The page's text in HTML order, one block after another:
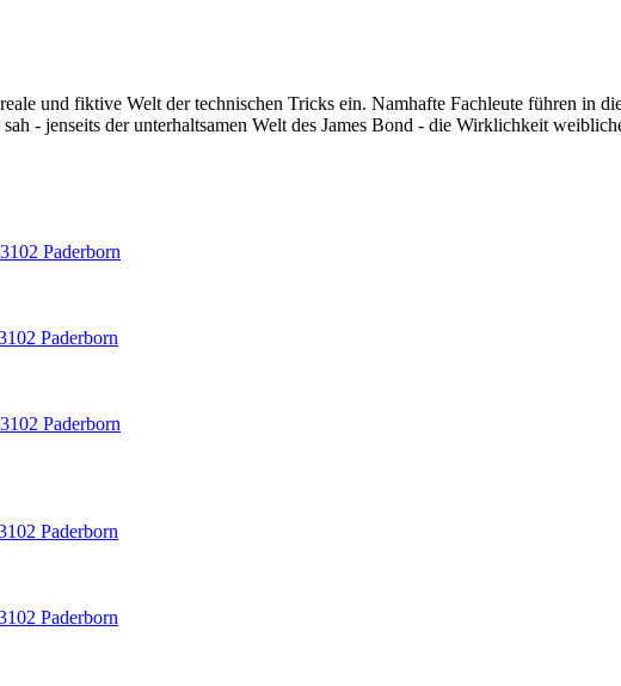
und fiktive Welt der technischen Tricks ein. Namhafte Fachleute führen in
- jenseits der unterhaltsamen Welt des James Bond - die Wirklichkeit
Paderborn
Paderborn
Paderborn
Paderborn
Paderborn